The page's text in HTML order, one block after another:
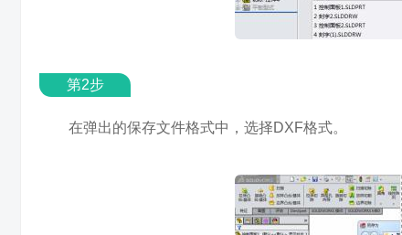
第2步
在弹出的保存文件格式中，选择DXF格式。